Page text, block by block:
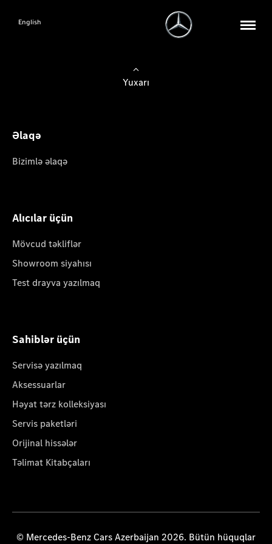
English
Yuxarı
Əlaqə
Bizimlə əlaqə
Alıcılar üçün
Mövcud təkliflər
Showroom siyahısı
Test drayva yazılmaq
Sahiblər üçün
Servisə yazılmaq
Aksessuarlar
Həyat tərz kolleksiyası
Servis paketləri
Orijinal hissələr
Təlimat Kitabçaları
© Mercedes-Benz Cars Azerbaijan 2026. Bütün hüquqlar